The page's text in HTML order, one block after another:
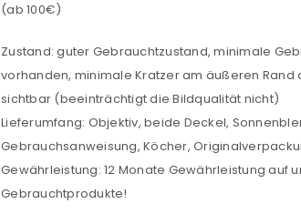
(ab 100€)
Zustand: guter Gebrauchtzustand, minimale
vorhanden, minimale Kratzer am äußeren Rand
sichtbar (beeinträchtigt die Bildqualität nicht)
Lieferumfang: Objektiv, beide Deckel,
Gebrauchsanweisung, Köcher,
Gewährleistung: 12 Monate Gewährleistung auf
Gebrauchtprodukte!